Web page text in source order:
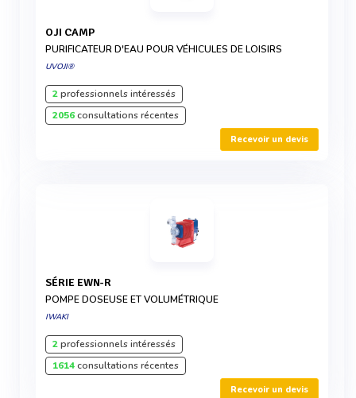
OJI CAMP
PURIFICATEUR D'EAU POUR VÉHICULES DE LOISIRS
UVOJI®
2professionnels intéressés
2056consultations récentes
Recevoir un devis
SÉRIE EWN-R
POMPE DOSEUSE ET VOLUMÉTRIQUE
IWAKI
2professionnels intéressés
1614consultations récentes
Recevoir un devis